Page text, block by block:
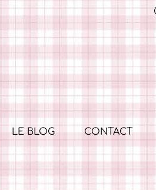
LE BLOG CONTACT